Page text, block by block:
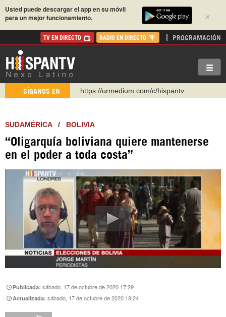
×
Usted puede descargar el app en su móvil
para un mejor funcionamiento.
TV EN DIRECTO RADIO EN DIRECTO PROGRAMACIÓN
SÍGANOS EN
https://urmedium.com/c/hispantv
Instagram como: hispan_tv
https://www.facebook.com/Nexolatino.Canal
https://www.youtube.com/@nexo_latino
https://t.me/hispantvcanal
SUDAMÉRICA/ BOLIVIA
“Oligarquía boliviana quiere mantenerse
en el poder a toda costa”
Publicada:sábado, 17 de octubre de 2020 17:29
Actualizada:sábado, 17 de octubre de 2020 18:24